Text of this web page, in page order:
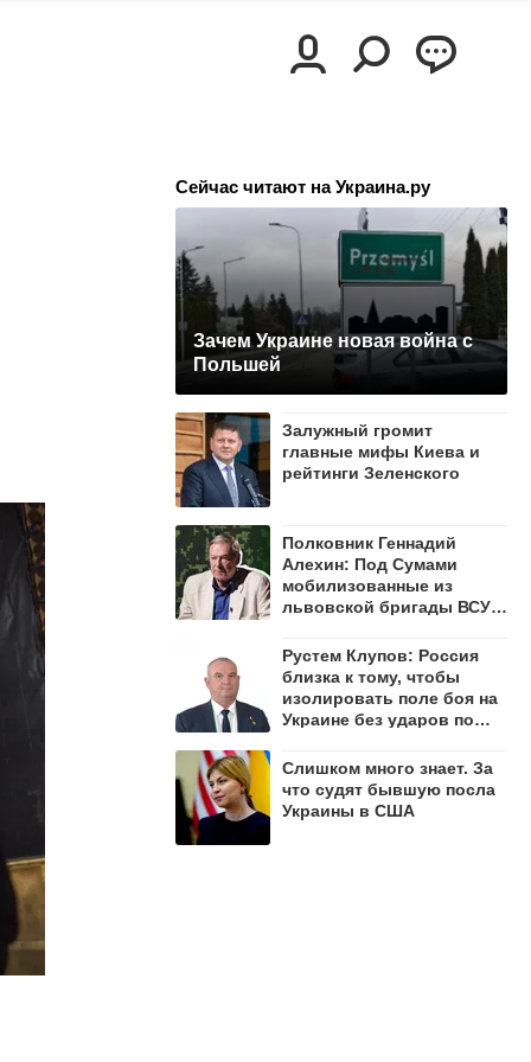
Сейчас читают на Украина.ру
Зачем Украине новая война с
Польшей
Залужный громит
главные мифы Киева и
рейтинги Зеленского
Полковник Геннадий
Алехин: Под Сумами
мобилизованные из
львовской бригады ВСУ
Рустем Клупов: Россия
близка к тому, чтобы
изолировать поле боя на
Украине без ударов по
Слишком много знает. За
что судят бывшую посла
Украины в США